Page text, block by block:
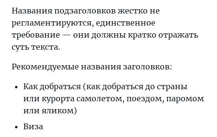
Названия подзаголовков жестко не
регламентируются, единственное
требование — они должны кратко отражать
суть текста.
Рекомендуемые названия заголовков:
Как добраться (как добраться до страны
или курорта самолетом, поездом, паромом
или яликом)
Виза